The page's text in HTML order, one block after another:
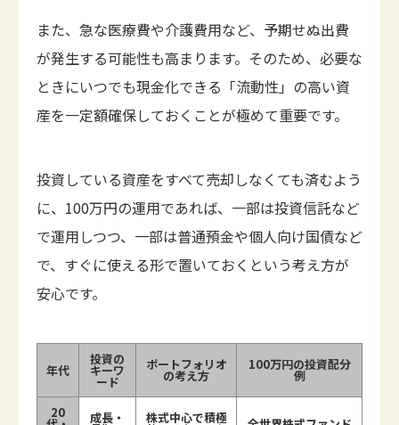
また、急な医療費や介護費用など、予期せぬ出費
が発生する可能性も高まります。そのため、必要な
ときにいつでも現金化できる「流動性」の高い資
産を一定額確保しておくことが極めて重要です。
投資している資産をすべて売却しなくても済むよう
に、100万円の運用であれば、一部は投資信託など
で運用しつつ、一部は普通預金や個人向け国債など
で、すぐに使える形で置いておくという考え方が
安心です。
年代
投資の
キーワ
ード
ポートフォリオ
の考え方
100万円の投資配分
例
20 成長・ 株式中心で積極